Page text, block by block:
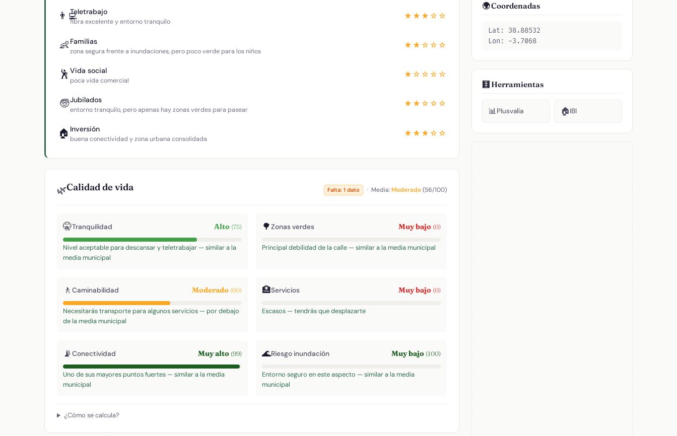
👨‍💻Teletrabajo
fibra excelente y entorno tranquilo
★★★☆☆
👶 Familias
zona segura frente a inundaciones, pero poco verde para los niños
★★☆☆☆
🕺 Vida social
poca vida comercial
★☆☆☆☆
🧓Jubilados
entorno tranquilo, pero apenas hay zonas verdes para pasear
★★☆☆☆
🏠 Inversión
buena conectividad y zona urbana consolidada
★★★☆☆
🌿Calidad de vida Falta: 1 dato · Media:Moderado(56/100)
🤫Tranquilidad Alto (75)
Nivel aceptable para descansar y teletrabajar — similar a la
media municipal
🌳Zonas verdes Muy bajo (0)
Principal debilidad de la calle — similar a la media municipal
🚶 Caminabilidad Moderado (60)
Necesitarás transporte para algunos servicios — por debajo
de la media municipal
🏥Servicios Muy bajo (0)
Escasos — tendrás que desplazarte
📡Conectividad Muy alto (99)
Uno de sus mayores puntos fuertes — similar a la media
municipal
🌊Riesgo inundación Muy bajo (100)
Entorno seguro en este aspecto — similar a la media
municipal
¿Cómo se calcula?
🌍 Coordenadas
Lat: 38.88532
Lon: -3.7068
🧮 Herramientas
📊Plusvalía 🏠IBI